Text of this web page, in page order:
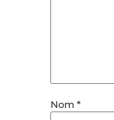
Nom *